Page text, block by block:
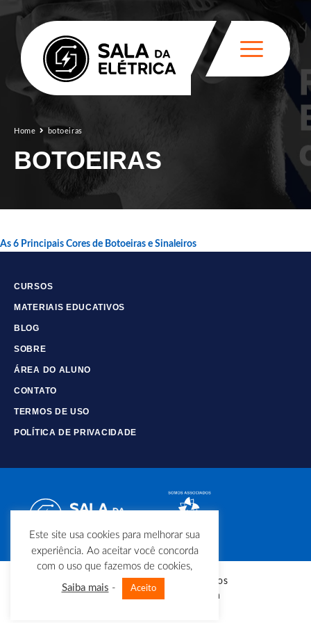
Home botoeiras
BOTOEIRAS
As 6 Principais Cores de Botoeiras e Sinaleiros
CURSOS
MATERIAIS EDUCATIVOS
BLOG
SOBRE
ÁREA DO ALUNO
CONTATO
TERMOS DE USO
POLÍTICA DE PRIVACIDADE
© Copyright - Todos os direitos
reservados - Sala da Elétrica
Este site usa cookies para melhorar sua
experiência. Ao aceitar você concorda
com o uso que fazemos de cookies,
Saiba mais - Aceito